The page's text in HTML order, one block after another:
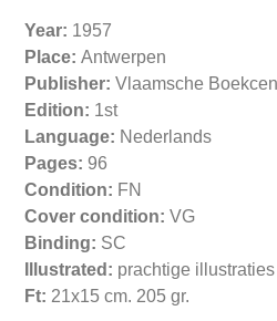
Year: 1957
Place: Antwerpen
Publisher: Vlaamsche
Edition: 1st
Language: Nederlands
Pages: 96
Condition: FN
Cover condition: VG
Binding: SC
Illustrated: prachtige
Ft: 21x15 cm. 205 gr.